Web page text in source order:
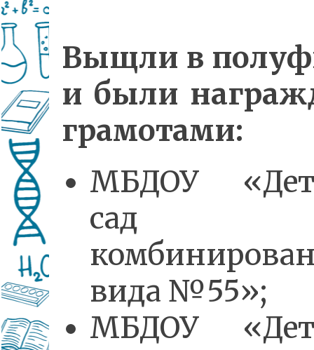
Выщли в
и были
грамотами:
МБДОУ
сад
вида №55»;
МБДОУ